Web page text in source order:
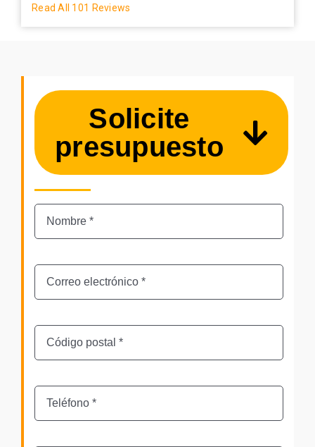
Read All 101 Reviews
Solicite
presupuesto